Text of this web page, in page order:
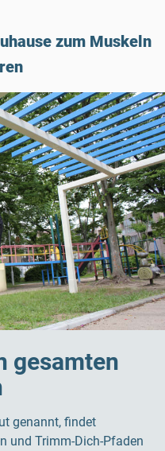
zum Muskeln
gesamten
genannt, findet
und Trimm-Dich-Pfaden